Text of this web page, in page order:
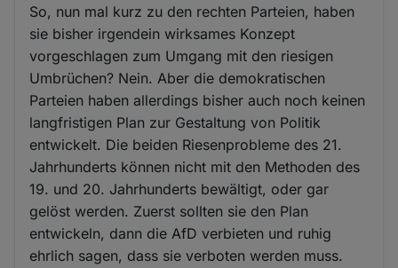
So, nun mal kurz zu den rechten Parteien, haben
sie bisher irgendein wirksames Konzept
vorgeschlagen zum Umgang mit den riesigen
Umbrüchen? Nein. Aber die demokratischen
Parteien haben allerdings bisher auch noch keinen
langfristigen Plan zur Gestaltung von Politik
entwickelt. Die beiden Riesenprobleme des 21.
Jahrhunderts können nicht mit den Methoden des
19. und 20. Jahrhunderts bewältigt, oder gar
gelöst werden. Zuerst sollten sie den Plan
entwickeln, dann die AfD verbieten und ruhig
ehrlich sagen, dass sie verboten werden muss.